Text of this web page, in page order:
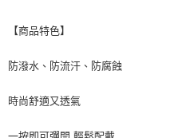
【商品特色】
防潑水、防流汗、防腐蝕
時尚舒適又透氣